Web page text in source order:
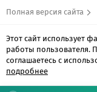
Полная версия сайта
Этот сайт использует
работы пользователя.
соглашаетесь с
подробнее